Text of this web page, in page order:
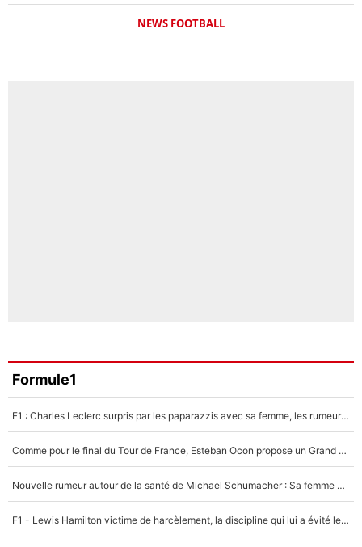
NEWS FOOTBALL
Formule1
F1 : Charles Leclerc surpris par les paparazzis avec sa femme, les rumeurs étaient vraies !
Comme pour le final du Tour de France, Esteban Ocon propose un Grand Prix de Formule 1 à Paris : «Autour de l’Arc de Triomphe, ce serait génial» !
Nouvelle rumeur autour de la santé de Michael Schumacher : Sa femme Corinna sort du silence
F1 - Lewis Hamilton victime de harcèlement, la discipline qui lui a évité le pire : «J'aurais probablement mal tourné»